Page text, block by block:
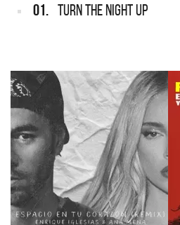
01. TURN THE NIGHT UP